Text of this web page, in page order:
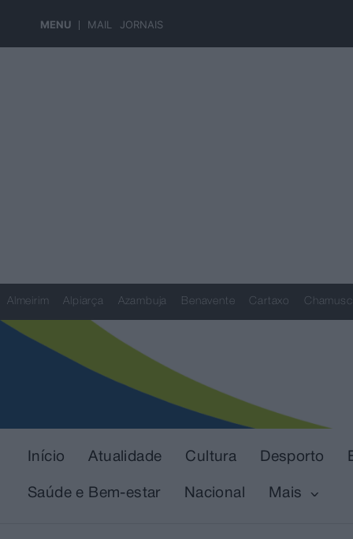
MENU MAIL JORNAIS
Almeirim Alpiarça Azambuja Benavente Cartaxo
Início Atualidade Cultura Desporto
Saúde e Bem-estar Nacional Mais